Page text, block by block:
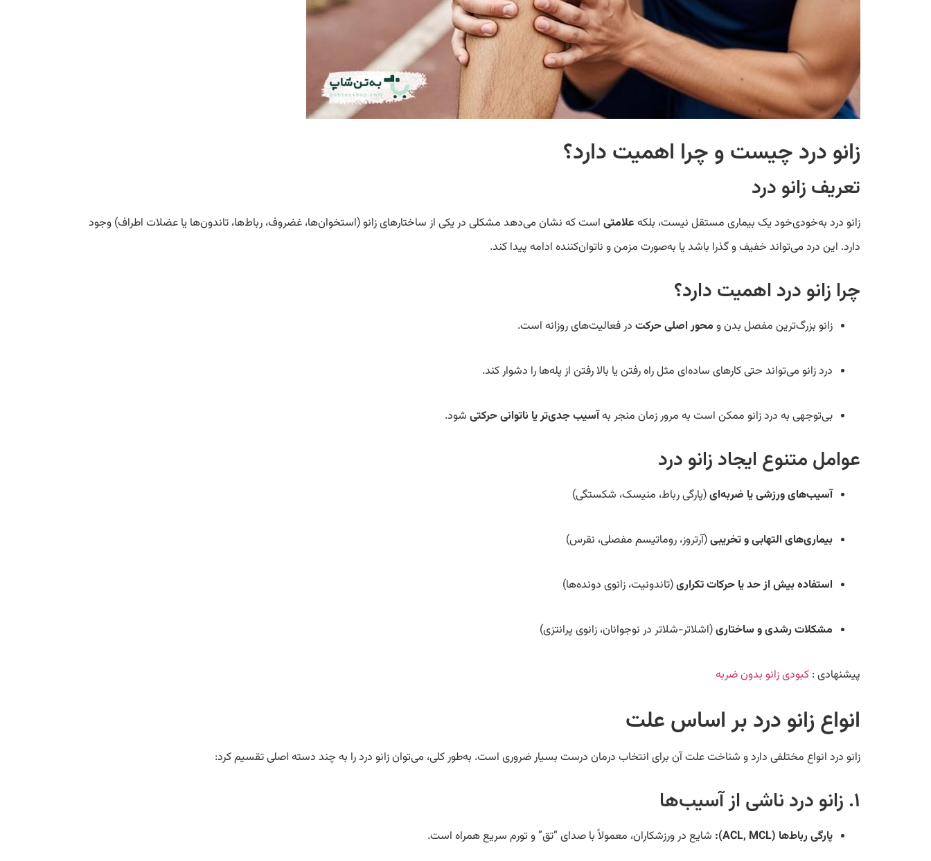
زانو درد چیست و چرا اهمیت دارد؟
تعریف زانو درد
زانو درد به‌خودی‌خود یک بیماری مستقل نیست، بلکه علامتی است که نشان می‌دهد مشکلی در یکی از ساختارهای زانو (استخوان‌ها، غضروف، رباط‌ها، تاندون‌ها یا عضلات اطراف) وجود
دارد. این درد می‌تواند خفیف و گذرا باشد یا به‌صورت مزمن و ناتوان‌کننده ادامه پیدا کند.
چرا زانو درد اهمیت دارد؟
زانو بزرگ‌ترین مفصل بدن و محور اصلی حرکت در فعالیت‌های روزانه است.
درد زانو می‌تواند حتی کارهای ساده‌ای مثل راه رفتن یا بالا رفتن از پله‌ها را دشوار کند.
بی‌توجهی به درد زانو ممکن است به مرور زمان منجر بهآسیب جدی‌تر یا ناتوانی حرکتی شود.
عوامل متنوع ایجاد زانو درد
آسیب‌های ورزشی یا ضربه‌ای(پارگی رباط، منیسک، شکستگی)
بیماری‌های التهابی و تخریبی(آرتروز، روماتیسم مفصلی، نقرس)
استفاده بیش از حد یا حرکات تکراری(تاندونیت، زانوی دونده‌ها)
مشکلات رشدی و ساختاری(اشلاتر-شلاتر در نوجوانان، زانوی پرانتزی)
پیشنهادی : کبودی زانو بدون ضربه
انواع زانو درد بر اساس علت
زانو درد انواع مختلفی دارد و شناخت علت آن برای انتخاب درمان درست بسیار ضروری است. به‌طور کلی، می‌توان زانو درد را به چند دسته اصلی تقسیم کرد:
۱. زانو درد ناشی از آسیب‌ها
پارگی رباط‌ها (ACL, MCL): شایع در ورزشکاران، معمولاً با صدای “تق” و تورم سریع همراه است.